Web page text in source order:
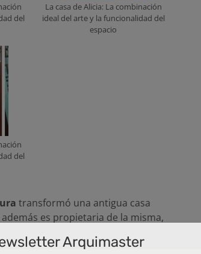
del
La casa de Alicia: La combinación
ideal del arte y la funcionalidad del
espacio
del
transformó una antigua casa
es propietaria de la misma,
Arquimaster